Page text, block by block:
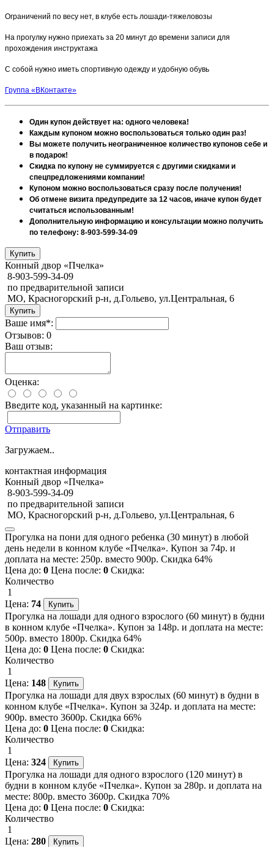
Ограничений по весу нет, в клубе есть лошади-тяжеловозы
На прогулку нужно приехать за 20 минут до времени записи для
прохождения инструктажа
С собой нужно иметь спортивную одежду и удобную обувь
Группа «ВКонтакте»
Один купон действует на: одного человека!
Каждым купоном можно воспользоваться только один раз!
Вы можете получить неограниченное количество купонов себе и
в подарок!
Скидка по купону не суммируется с другими скидками и
спецпредложениями компании!
Купоном можно воспользоваться сразу после получения!
Об отмене визита предупредите за 12 часов, иначе купон будет
считаться использованным!
Дополнительную информацию и консультации можно получить
по телефону: 8-903-599-34-09
Конный двор «Пчелка»
8-903-599-34-09
по предварительной записи
МО, Красногорский р-н, д.Гольево, ул.Центральная, 6
Ваше имя*:
Отзывов: 0
Ваш отзыв:
Оценка:
Введите код, указанный на картинке:
Отправить
Загружаем..
контактная информация
Конный двор «Пчелка»
8-903-599-34-09
по предварительной записи
МО, Красногорский р-н, д.Гольево, ул.Центральная, 6
Прогулка на пони для одного ребенка (30 минут) в любой
день недели в конном клубе «Пчелка». Купон за 74р. и
доплата на месте: 250р. вместо 900р. Скидка 64%
Цена до: 0 Цена после: 0 Скидка:
Количество
1
Цена: 74
Прогулка на лошади для одного взрослого (60 минут) в будни
в конном клубе «Пчелка». Купон за 148р. и доплата на месте:
500р. вместо 1800р. Скидка 64%
Цена до: 0 Цена после: 0 Скидка:
Количество
1
Цена: 148
Прогулка на лошади для двух взрослых (60 минут) в будни в
конном клубе «Пчелка». Купон за 324р. и доплата на месте:
900р. вместо 3600р. Скидка 66%
Цена до: 0 Цена после: 0 Скидка:
Количество
1
Цена: 324
Прогулка на лошади для одного взрослого (120 минут) в
будни в конном клубе «Пчелка». Купон за 280р. и доплата на
месте: 800р. вместо 3600р. Скидка 70%
Цена до: 0 Цена после: 0 Скидка:
Количество
1
Цена: 280